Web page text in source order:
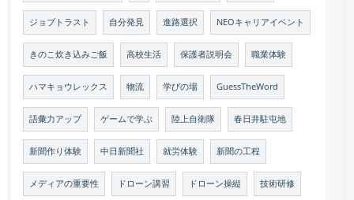
ジョブトラスト 自分発見 進路選択 NEOキャリアイベント
きのこ炊き込みご飯 高校生活 保護者説明会 職業体験
ハマキョウレックス 物流 学びの場 GuessTheWord
語彙力アップ ゲームで学ぶ 陸上自衛隊 春日井駐屯地
新聞作り体験 中日新聞社 就労体験 新聞の工程
メディアの重要性 ドローン講習 ドローン操縦 技術研修